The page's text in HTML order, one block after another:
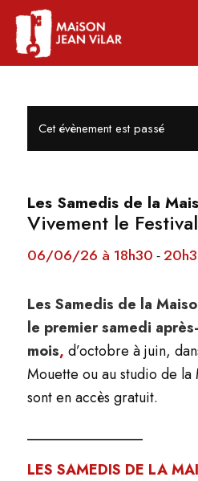
Cet évènement est passé
Les Samedis de la
Vivement le
06/06/26 à 18h30 -
Les Samedis de la
le premier samedi
mois, d’octobre à juin,
Mouette ou au studio de la
sont en accès gratuit.
________________
LES SAMEDIS DE LA